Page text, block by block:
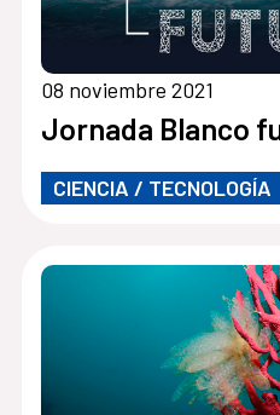
08 noviembre 2021
Jornada Blanco
CIENCIA / TECNOLOGÍA